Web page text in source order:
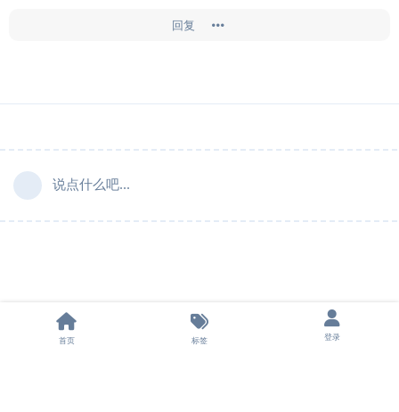
回复
说点什么吧...
首页 标签 登录